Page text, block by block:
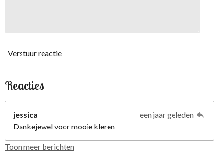
Verstuur reactie
Reacties
jessica
een jaar geleden
Dankejewel voor mooie kleren
Toon meer berichten